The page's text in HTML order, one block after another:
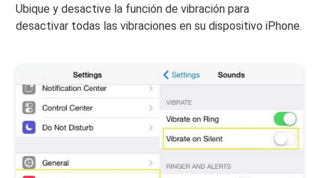
Ubique y desactive la función de vibración para
desactivar todas las vibraciones en su dispositivo iPhone.